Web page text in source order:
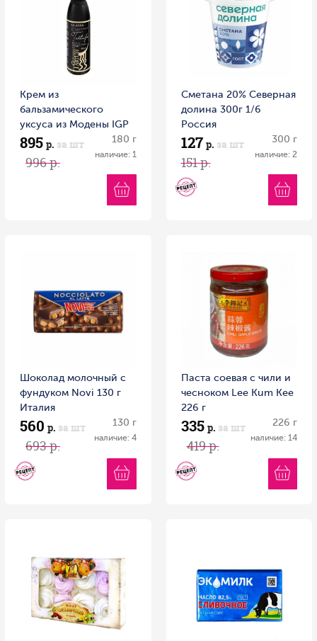
Крем из
бальзамического
уксуса из Модены IGP
с черным трюфелем
RETARTU 180 г пл/б
Италия
895 р. за шт
996 р.
180 г
наличие: 1
Сметана 20% Северная
долина 300г 1/6
Россия
127 р. за шт
151 р.
300 г
наличие: 2
Шоколад молочный с
фундуком Novi 130 г
Италия
560 р. за шт
693 р.
130 г
наличие: 4
Паста соевая с чили и
чесноком Lee Kum Kee
226 г
335 р. за шт
419 р.
226 г
наличие: 14